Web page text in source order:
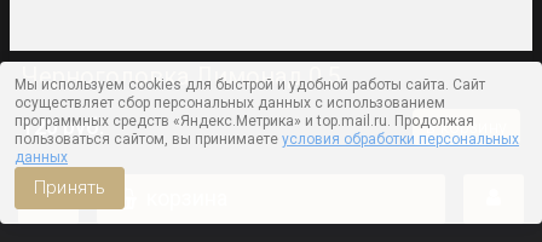
Черноголовка Лимонад 0,5
120 руб. в корзину
Мы используем cookies для быстрой и удобной работы сайта. Сайт
осуществляет сбор персональных данных с использованием
программных средств «Яндекс.Метрика» и top.mail.ru. Продолжая
пользоваться сайтом, вы принимаете условия обработки персональных
данных
Принять